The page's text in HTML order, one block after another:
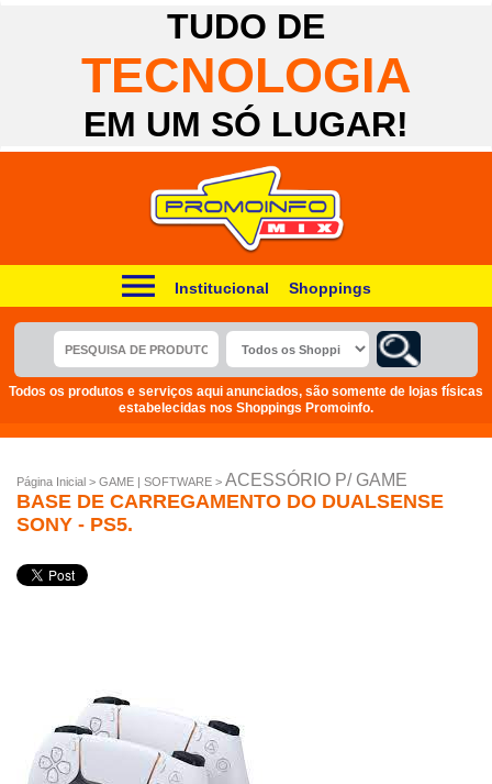
TUDO DE
TECNOLOGIA
EM UM SÓ LUGAR!
Todos os produtos e serviços aqui anunciados, são somente de lojas físicas
estabelecidas nos Shoppings Promoinfo.
Institucional Shoppings
Página Inicial > GAME | SOFTWARE > ACESSÓRIO P/ GAME
BASE DE CARREGAMENTO DO DUALSENSE
SONY - PS5.